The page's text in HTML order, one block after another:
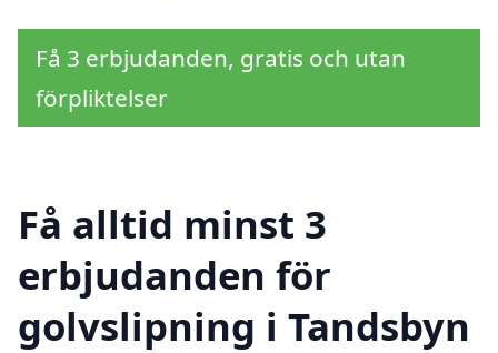
Få 3 erbjudanden, gratis och utan
förpliktelser
Få alltid minst 3
erbjudanden för
golvslipning i Tandsbyn